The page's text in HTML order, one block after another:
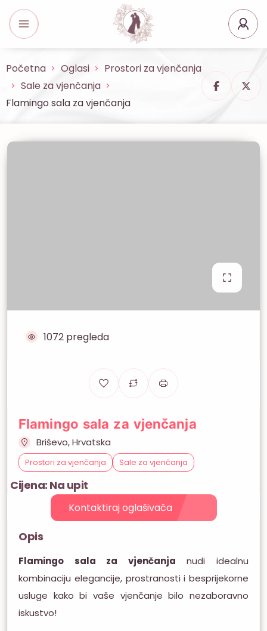
Početna Oglasi
Prostori za vjenčanja
Sale za vjenčanja
Flamingo sala za vjenčanja
1072 pregleda
Flamingo sala za vjenčanja
Briševo, Hrvatska
Prostori za vjenčanja Sale za vjenčanja
Cijena: Na upit
Kontaktiraj oglašivača
Opis
Flamingo sala za vjenčanja nudi idealnu
kombinaciju elegancije, prostranosti i besprijekorne
usluge kako bi vaše vjenčanje bilo nezaboravno
iskustvo!